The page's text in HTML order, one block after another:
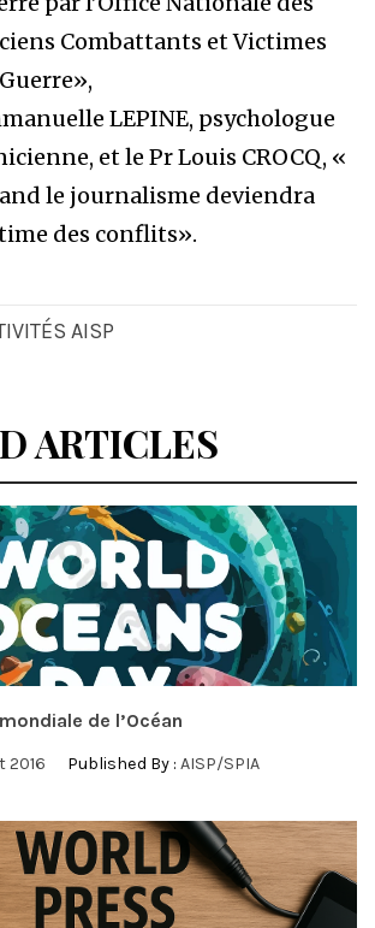
Combattants et Victimes
LEPINE, psychologue
et le Pr Louis CROCQ, «
le journalisme deviendra
des conflits».
AISP
ARTICLES
de l’Océan
2016 Published By : AISP/SPIA